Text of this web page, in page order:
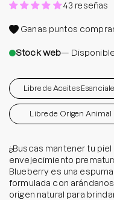
43 reseñas
Ganas puntos
Stock web— Disponible
Libre de Aceites
Libre de Origen Animal
¿Buscas mantener tu
envejecimiento
Blueberry es una
formulada con
origen natural para